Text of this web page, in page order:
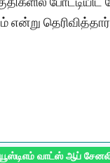
வாட்ஸ் ஆப்